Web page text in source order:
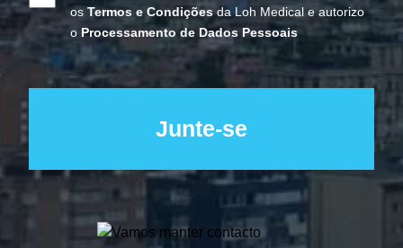
osTermos e Condiçõesda Loh Medical e autorizo
o Processamento de Dados Pessoais